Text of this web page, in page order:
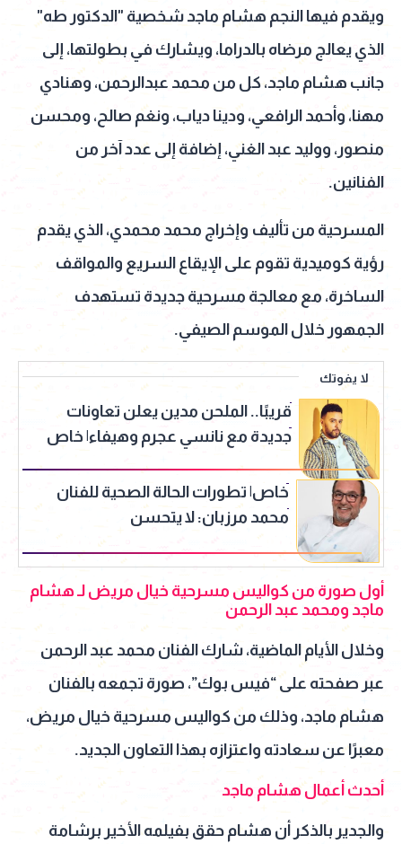
ويقدم فيها النجم هشام ماجد شخصية "الدكتور طه"
الذي يعالج مرضاه بالدراما، ويشارك في بطولتها، إلى
جانب هشام ماجد، كل من محمد عبدالرحمن، وهنادي
مهنا، وأحمد الرافعي، ودينا دياب، ونغم صالح، ومحسن
منصور، ووليد عبد الغني، إضافة إلى عدد آخر من
الفنانين.
المسرحية من تأليف وإخراج محمد محمدي، الذي يقدم
رؤية كوميدية تقوم على الإيقاع السريع والمواقف
الساخرة، مع معالجة مسرحية جديدة تستهدف
الجمهور خلال الموسم الصيفي.
لا يفوتك
قريبًا.. الملحن مدين يعلن تعاونات
جديدة مع نانسي عجرم وهيفاء| خاص
خاص| تطورات الحالة الصحية للفنان
محمد مرزبان: لا يتحسن
أول صورة من كواليس مسرحية خيال مريض لـ هشام
ماجد ومحمد عبد الرحمن
وخلال الأيام الماضية، شارك الفنان محمد عبد الرحمن
عبر صفحته على “فيس بوك”، صورة تجمعه بالفنان
هشام ماجد، وذلك من كواليس مسرحية خيال مريض،
معبرًا عن سعادته واعتزازه بهذا التعاون الجديد.
أحدث أعمال هشام ماجد
والجدير بالذكر أن هشام حقق بفيلمه الأخير برشامة